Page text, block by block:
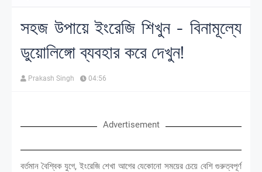
সহজ উপায়ে ইংরেজি শিখুন - বিনামূল্যে
ডুয়োলিঙ্গো ব্যবহার করে দেখুন!
Prakash Singh 04:56
Advertisement
বর্তমান বৈশ্বিক যুগে, ইংরেজি শেখা আগের যেকোনো সময়ের চেয়ে বেশি গুরুত্বপূর্ণ